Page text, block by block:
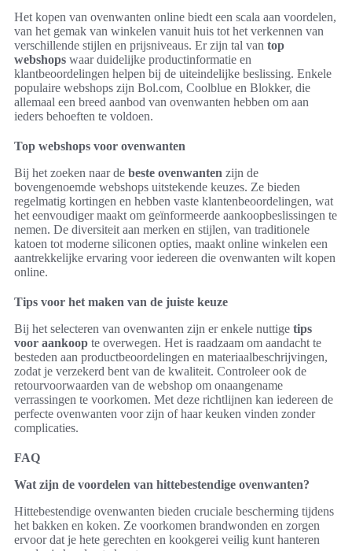
Het kopen van ovenwanten online biedt een scala aan voordelen,
van het gemak van winkelen vanuit huis tot het verkennen van
verschillende stijlen en prijsniveaus. Er zijn tal van top
webshops waar duidelijke productinformatie en
klantbeoordelingen helpen bij de uiteindelijke beslissing. Enkele
populaire webshops zijn Bol.com, Coolblue en Blokker, die
allemaal een breed aanbod van ovenwanten hebben om aan
ieders behoeften te voldoen.
Top webshops voor ovenwanten
Bij het zoeken naar de beste ovenwanten zijn de
bovengenoemde webshops uitstekende keuzes. Ze bieden
regelmatig kortingen en hebben vaste klantenbeoordelingen, wat
het eenvoudiger maakt om geïnformeerde aankoopbeslissingen te
nemen. De diversiteit aan merken en stijlen, van traditionele
katoen tot moderne siliconen opties, maakt online winkelen een
aantrekkelijke ervaring voor iedereen die ovenwanten wilt kopen
online.
Tips voor het maken van de juiste keuze
Bij het selecteren van ovenwanten zijn er enkele nuttige tips
voor aankoop te overwegen. Het is raadzaam om aandacht te
besteden aan productbeoordelingen en materiaalbeschrijvingen,
zodat je verzekerd bent van de kwaliteit. Controleer ook de
retourvoorwaarden van de webshop om onaangename
verrassingen te voorkomen. Met deze richtlijnen kan iedereen de
perfecte ovenwanten voor zijn of haar keuken vinden zonder
complicaties.
FAQ
Wat zijn de voordelen van hittebestendige ovenwanten?
Hittebestendige ovenwanten bieden cruciale bescherming tijdens
het bakken en koken. Ze voorkomen brandwonden en zorgen
ervoor dat je hete gerechten en kookgerei veilig kunt hanteren